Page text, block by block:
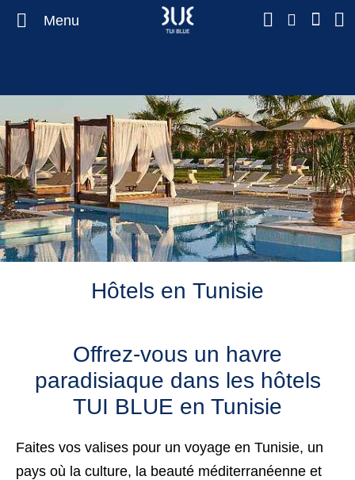
Menu
Hôtels en Tunisie
Offrez-vous un havre
paradisiaque dans les hôtels
TUI BLUE en Tunisie
Faites vos valises pour un voyage en Tunisie, un
pays où la culture, la beauté méditerranéenne et